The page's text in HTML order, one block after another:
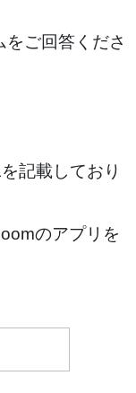
ご回答くださ
記載しており
のアプリを